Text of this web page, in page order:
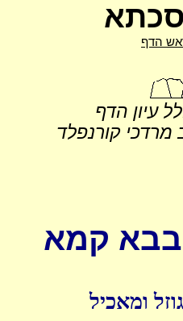
הדף
עיון הדף
קורנפלד
קמא
ומאכיל